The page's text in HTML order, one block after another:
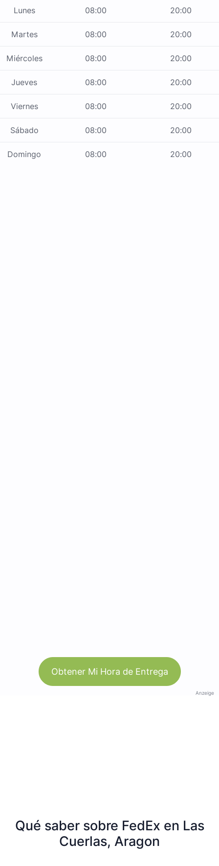
Lunes 08:00 20:00
Martes 08:00 20:00
Miércoles 08:00 20:00
Jueves 08:00 20:00
Viernes 08:00 20:00
Sábado 08:00 20:00
Domingo 08:00 20:00
Obtener Mi Hora de Entrega
Anzeige
Qué saber sobre FedEx en Las
Cuerlas, Aragon